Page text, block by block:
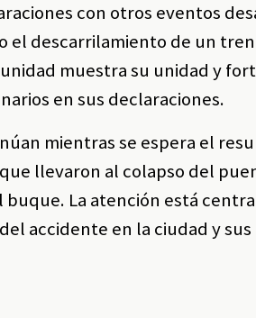
con otros eventos
descarrilamiento de un tren
muestra su unidad y
en sus declaraciones.
mientras se espera el
llevaron al colapso del
La atención está
accidente en la ciudad y